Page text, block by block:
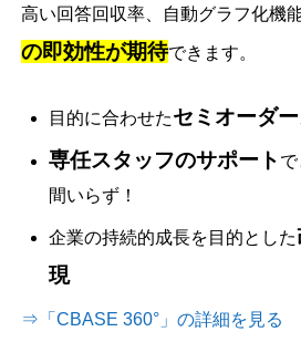
高い回答回収率、自動グラフ化機
の即効性が期待できます。
目的に合わせたセミオーダ
専任スタッフのサポート
間いらず！
企業の持続的成長を目的とした
現
⇒「CBASE 360°」の詳細を見る